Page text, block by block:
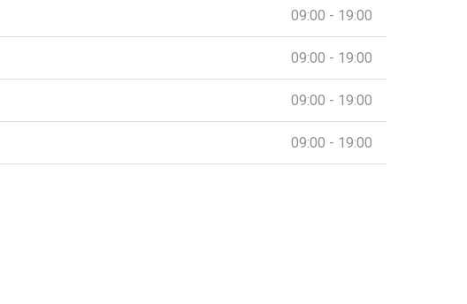
09:00 - 19:00
09:00 - 19:00
09:00 - 19:00
09:00 - 19:00